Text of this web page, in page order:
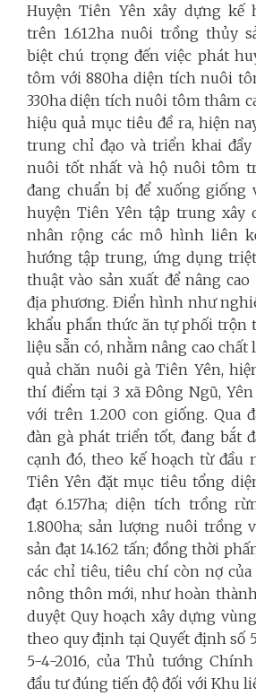
Huyện Tiên Yên xây dựng kế
trên 1.612ha nuôi trồng thủy
biệt chú trọng đến việc phát
tôm với 880ha diện tích nuôi
330ha diện tích nuôi tôm thâm
hiệu quả mục tiêu đề ra, hiện
trung chỉ đạo và triển khai đầy
nuôi tốt nhất và hộ nuôi tôm
đang chuẩn bị để xuống giống
huyện Tiên Yên tập trung xây
nhân rộng các mô hình liên
hướng tập trung, ứng dụng
thuật vào sản xuất để nâng
địa phương. Điển hình như
khẩu phần thức ăn tự phối trộn
liệu sẵn có, nhằm nâng cao
quả chăn nuôi gà Tiên Yên,
thí điểm tại 3 xã Đông Ngũ,
với trên 1.200 con giống. Qua
đàn gà phát triển tốt, đang bắt
cạnh đó, theo kế hoạch từ đầu
Tiên Yên đặt mục tiêu tổng
đạt 6.157ha; diện tích trồng
1.800ha; sản lượng nuôi trồng
sản đạt 14.162 tấn; đồng thời
các chỉ tiêu, tiêu chí còn nợ
nông thôn mới, như hoàn
duyệt Quy hoạch xây dựng
theo quy định tại Quyết định số
5-4-2016, của Thủ tướng
đầu tư đúng tiến độ đối với Khu